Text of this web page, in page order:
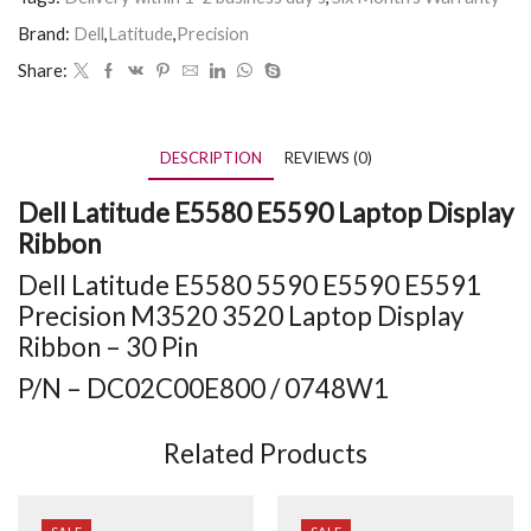
Brand: Dell,Latitude,Precision
Share:
DESCRIPTION REVIEWS (0)
Dell Latitude E5580 E5590 Laptop Display
Ribbon
Dell Latitude E5580 5590 E5590 E5591
Precision M3520 3520 Laptop Display
Ribbon – 30 Pin
P/N – DC02C00E800 / 0748W1
Related Products